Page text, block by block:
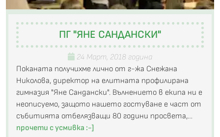
ПГ "ЯНЕ САНДАНСКИ"
24 Март, 2018 година
Поканата получихме лично от г-жа Снежана
Николова, директор на елитната профилирана
гимназия "Яне Сандански". Вълнението в екипа ни е
неописуемо, защото нашето гостуване е част от
събитията отбелязващи 80 години просвета,…
прочети с усмивка :-]